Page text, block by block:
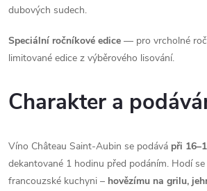
dubových sudech.
Speciální ročníkové edice — pro vrcholné
limitované edice z výběrového lisování.
Charakter a
Víno Château Saint-Aubin se podává při
dekantované 1 hodinu před podáním. Hodí se
francouzské kuchyni – hovězímu na grilu,